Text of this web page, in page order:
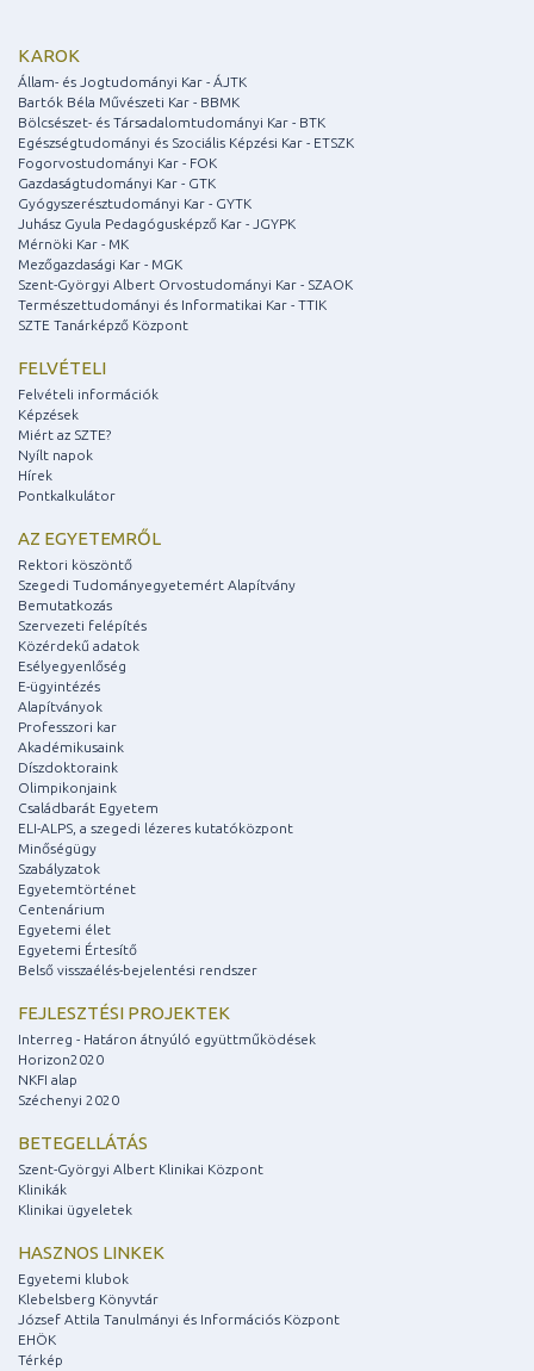
KAROK
Állam- és Jogtudományi Kar - ÁJTK
Bartók Béla Művészeti Kar - BBMK
Bölcsészet- és Társadalomtudományi Kar - BTK
Egészségtudományi és Szociális Képzési Kar - ETSZK
Fogorvostudományi Kar - FOK
Gazdaságtudományi Kar - GTK
Gyógyszerésztudományi Kar - GYTK
Juhász Gyula Pedagógusképző Kar - JGYPK
Mérnöki Kar - MK
Mezőgazdasági Kar - MGK
Szent-Györgyi Albert Orvostudományi Kar - SZAOK
Természettudományi és Informatikai Kar - TTIK
SZTE Tanárképző Központ
FELVÉTELI
Felvételi információk
Képzések
Miért az SZTE?
Nyílt napok
Hírek
Pontkalkulátor
AZ EGYETEMRŐL
Rektori köszöntő
Szegedi Tudományegyetemért Alapítvány
Bemutatkozás
Szervezeti felépítés
Közérdekű adatok
Esélyegyenlőség
E-ügyintézés
Alapítványok
Professzori kar
Akadémikusaink
Díszdoktoraink
Olimpikonjaink
Családbarát Egyetem
ELI-ALPS, a szegedi lézeres kutatóközpont
Minőségügy
Szabályzatok
Egyetemtörténet
Centenárium
Egyetemi élet
Egyetemi Értesítő
Belső visszaélés-bejelentési rendszer
FEJLESZTÉSI PROJEKTEK
Interreg - Határon átnyúló együttműködések
Horizon2020
NKFI alap
Széchenyi 2020
BETEGELLÁTÁS
Szent-Györgyi Albert Klinikai Központ
Klinikák
Klinikai ügyeletek
HASZNOS LINKEK
Egyetemi klubok
Klebelsberg Könyvtár
József Attila Tanulmányi és Információs Központ
EHÖK
Térkép